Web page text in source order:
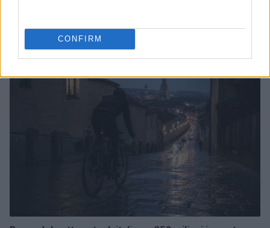
CONFIRM
Andrea Conforti · 6 Ago 2026